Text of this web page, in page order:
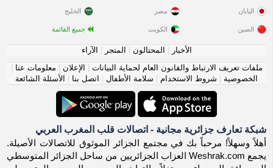
اليابان
الصين
مصر
الكويت
الخليج
جميع القائمة
الأخبار المحتالون المتجر
الآراء
ملفات تعريف الارتباط والقانون العام لحماية البيانات
الإعلان معلومات عنا
الخصوصية
شروط الاستخدام سلامة الأطفال اتصل بنا الأسئلة الشائعة
شبكة تعارف جزائرية مجانية - اتصالات قلب المغرب العربي
أهلاً وسهلاً! مرحباً بك في مجتمع الجزائر الموثوق للاتصالات الأصيلة.
يجمع Weshrak.com العزاب الجزائريين من ساحل الجزائر المتوسطي